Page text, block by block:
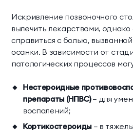
Искривление позвоночного
вылечить лекарствами, однако
справиться с болью,
осанки. В зависимости от
патологических процессов
Нестероидные
препараты (НПВС)— для
воспалений;
Кортикостероиды — в